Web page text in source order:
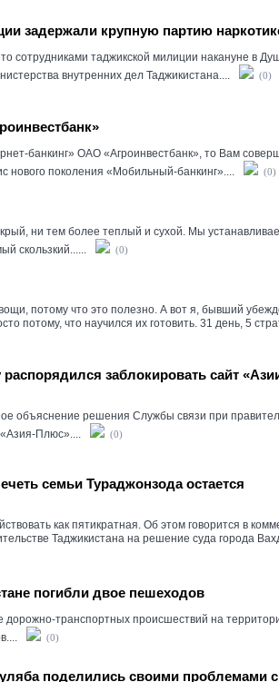
задержали крупную партию
сотрудниками таджикской милиции накануне в
внутренних дел Таджикистана....
(0)
банкинг» ОАО «Агроинвестбанк», то Вам
нового поколения «Мобильный-банкинг»....
(0)
ни тем более теплый и сухой. Мы
скользкий......
(0)
потому что это полезно. А вот я, бывший
потому, что научился их готовить. 31 день, 5
заблокировать сайт
объяснение решения Службы связи при
Плюс»....
(0)
семьи Тураджонзода остается
как пятикратная. Об этом говорится в
Таджикистана на решение суда города
погибли двое пешеходов
дорожно-транспортных происшествий на
(0)
поделились своими проблемами с